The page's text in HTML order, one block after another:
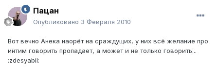
Пацан
Опубликовано 3 Февраля 2010
Вот вечно Анека наорёт на сраждущих, у них всё желание про
интим говорить пропадает, а может и не только говорить...
:zdesyabil: